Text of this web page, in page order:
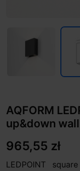
AQFORM
up&down
965,55 zł
LEDPOINT